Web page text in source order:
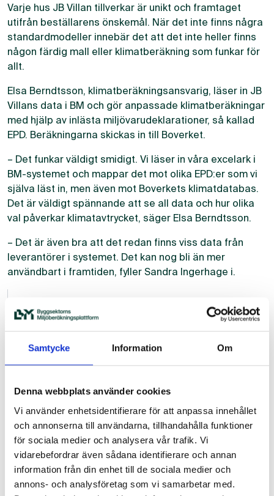
Samtycke Information Om
Denna webbplats använder cookies
Vi använder enhetsidentifierare för att anpassa innehållet
och annonserna till användarna, tillhandahålla funktioner
för sociala medier och analysera vår trafik. Vi
vidarebefordrar även sådana identifierare och annan
information från din enhet till de sociala medier och
annons- och analysföretag som vi samarbetar med.
Varje hus JB Villan tillverkar är unikt och framtaget
utifrån beställarens önskemål. När det inte finns några
standardmodeller innebär det att det inte heller finns
någon färdig mall eller klimatberäkning som funkar för
allt.
Elsa Berndtsson, klimatberäkningsansvarig, läser in JB
Villans data i BM och gör anpassade klimatberäkningar
med hjälp av inlästa miljövarudeklarationer, så kallad
EPD. Beräkningarna skickas in till Boverket.
– Det funkar väldigt smidigt. Vi läser in våra excelark i
BM-systemet och mappar det mot olika EPD:er som vi
själva läst in, men även mot Boverkets klimatdatabas.
Det är väldigt spännande att se all data och hur olika
val påverkar klimatavtrycket, säger Elsa Berndtsson.
– Det är även bra att det redan finns viss data från
leverantörer i systemet. Det kan nog bli än mer
användbart i framtiden, fyller Sandra Ingerhage i.
– Vi fokuserar dels på hela
företagets klimatavtryck, dels på
varje produkt. Med hjälp av BM har
vi lättare kunnat identifiera de
på om det finns andra alternativ,
säger Christin Gullbrandsson.
Ett år med fokus på hållbarhet
Myndighetskrav och EU-krav har varit stora drivkrafter
till att jobba mer med klimatfrågor, men intresset har